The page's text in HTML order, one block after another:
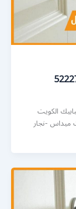
الكويت
ميداس -نجار